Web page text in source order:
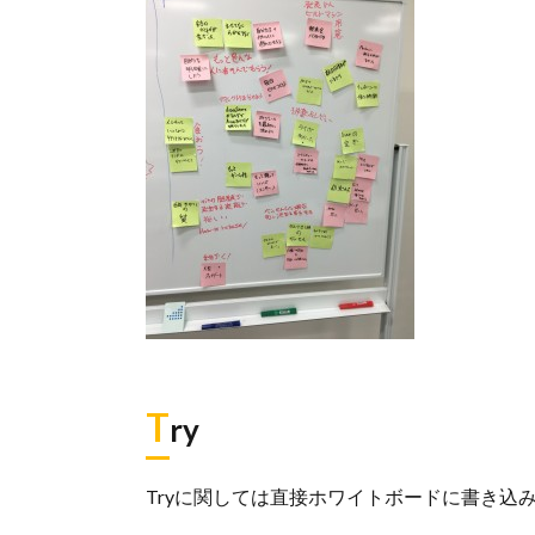
Try
Tryに関しては直接ホワイトボードに書き込み